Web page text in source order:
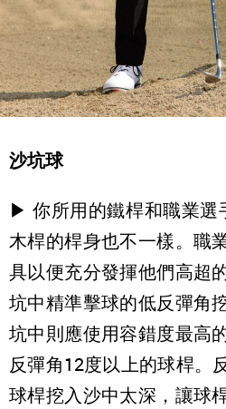
沙坑球
▶ 你所用的鐵桿和職業選
木桿的桿身也不一樣。職
具以便充分發揮他們高超
坑中精準擊球的低反彈角
坑中則應使用容錯度最高
反彈角12度以上的球桿。
球桿挖入沙中太深，讓球